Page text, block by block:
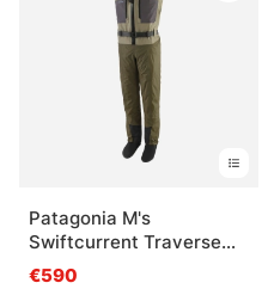
Patagonia M's
Swiftcurrent Traverse
Zip Front Waders River
€590